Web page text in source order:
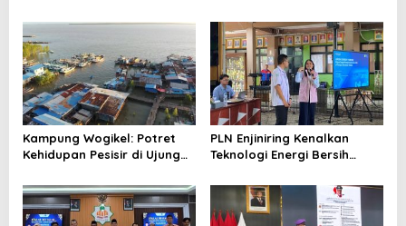
Menghindari Spekulasi
Berlebihan
Perubahan Iklim
Kampung Wogikel: Potret
Kehidupan Pesisir di Ujung
Bertahan di Tengah
Keterbatasan
PLN Enjiniring Kenalkan
Teknologi Energi Bersih